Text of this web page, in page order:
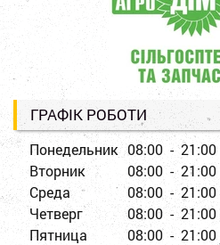
ГРАФІК РОБОТИ
Понедельник 08:00 - 21:00
Вторник
08:00 - 21:00
Среда
08:00 - 21:00
Четверг
08:00 - 21:00
Пятница
08:00 - 21:00